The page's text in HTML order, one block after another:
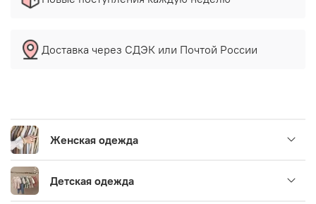
Доставка через СДЭК или Почтой России
Женская одежда
Детская одежда